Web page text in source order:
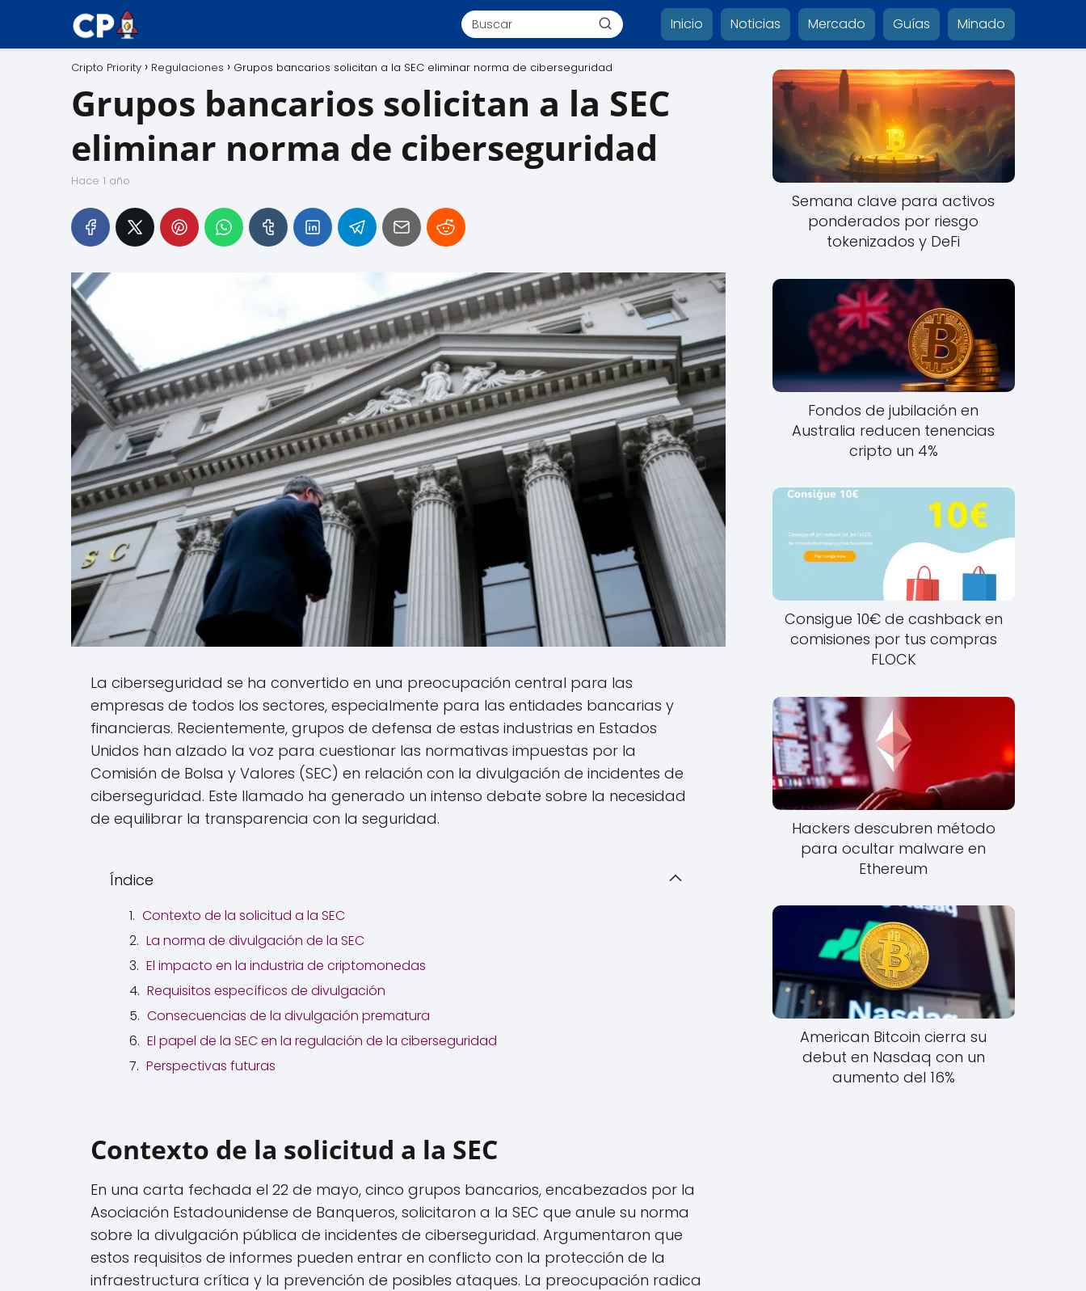
Inicio Noticias Mercado Guías Minado
Cripto Priority Regulaciones Grupos bancarios solicitan a la SEC eliminar norma de ciberseguridad
Grupos bancarios solicitan a la SEC
eliminar norma de ciberseguridad
hace 1 año
La ciberseguridad se ha convertido en una preocupación central para las
empresas de todos los sectores, especialmente para las entidades bancarias y
financieras. Recientemente, grupos de defensa de estas industrias en Estados
Unidos han alzado la voz para cuestionar las normativas impuestas por la
Comisión de Bolsa y Valores (SEC) en relación con la divulgación de incidentes de
ciberseguridad. Este llamado ha generado un intenso debate sobre la necesidad
de equilibrar la transparencia con la seguridad.
Índice
Contexto de la solicitud a la SEC
La norma de divulgación de la SEC
El impacto en la industria de criptomonedas
Requisitos específicos de divulgación
Consecuencias de la divulgación prematura
El papel de la SEC en la regulación de la ciberseguridad
Perspectivas futuras
Contexto de la solicitud a la SEC
En una carta fechada el 22 de mayo, cinco grupos bancarios, encabezados por la
Asociación Estadounidense de Banqueros, solicitaron a la SEC que anule su norma
sobre la divulgación pública de incidentes de ciberseguridad. Argumentaron que
estos requisitos de informes pueden entrar en conflicto con la protección de la
infraestructura crítica y la prevención de posibles ataques. La preocupación radica
Semana clave para activos
ponderados por riesgo
tokenizados y DeFi
Fondos de jubilación en
Australia reducen tenencias
cripto un 4%
Consigue 10€ de cashback en
comisiones por tus compras
FLOCK
Hackers descubren método
para ocultar malware en
Ethereum
American Bitcoin cierra su
debut en Nasdaq con un
aumento del 16%